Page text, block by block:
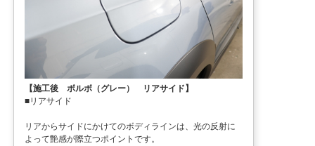
【施工後 ボルボ（グレー） リアサイド】
■リアサイド
リアからサイドにかけてのボディラインは、光の反射に
よって艶感が際立つポイントです。